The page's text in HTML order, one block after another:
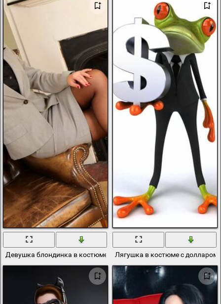
Девушка блондинка в костюме сидит на креслеЛягушка в костюме с долларом